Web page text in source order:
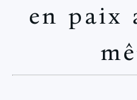
en paix